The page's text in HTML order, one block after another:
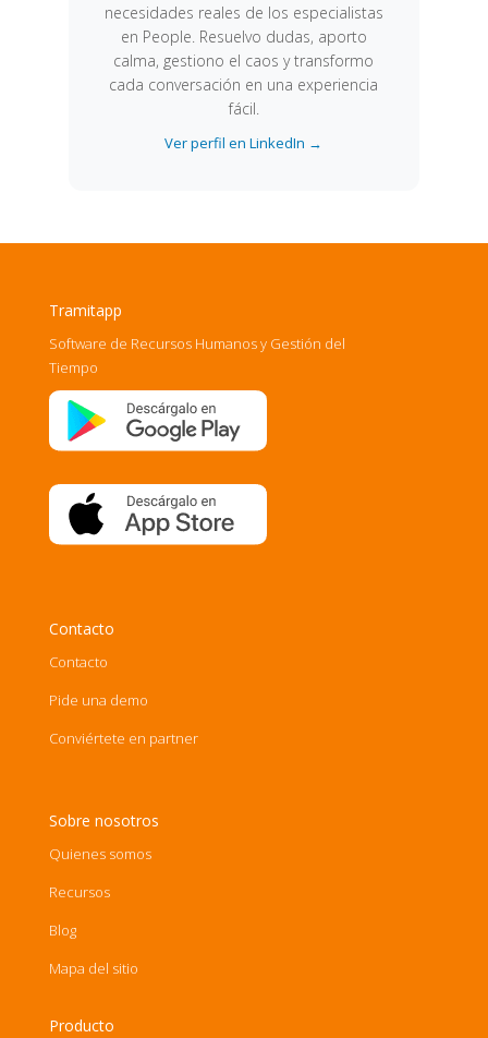
necesidades reales de los especialistas
en People. Resuelvo dudas, aporto
calma, gestiono el caos y transformo
cada conversación en una experiencia
fácil.
Ver perfil en LinkedIn →
Tramitapp
Software de Recursos Humanos y Gestión del
Tiempo
Contacto
Contacto
Pide una demo
Conviértete en partner
Sobre nosotros
Quienes somos
Recursos
Blog
Mapa del sitio
Producto